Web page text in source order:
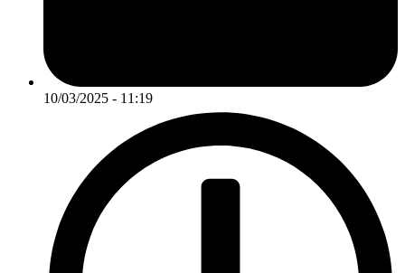
10/03/2025 - 11:19